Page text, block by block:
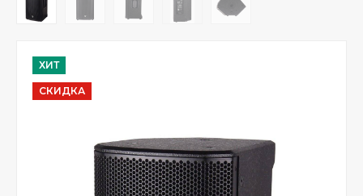
ХИТ
СКИДКА